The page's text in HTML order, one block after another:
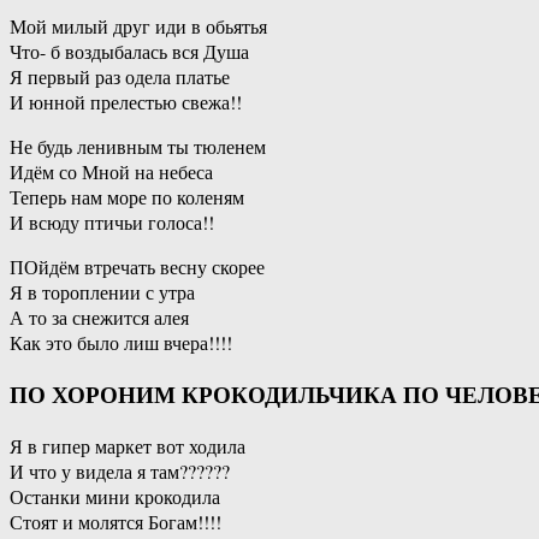
Мой милый друг иди в обьятья
Что- б воздыбалась вся Душа
Я первый раз одела платье
И юнной прелестью свежа!!
Не будь ленивным ты тюленем
Идём со Мной на небеса
Теперь нам море по коленям
И всюду птичьи голоса!!
ПОйдём втречать весну скорее
Я в тороплении с утра
А то за снежится алея
Как это было лиш вчера!!!!
ПО ХОРОНИМ КРОКОДИЛЬЧИКА ПО
Я в гипер маркет вот ходила
И что у видела я там??????
Останки мини крокодила
Стоят и молятся Богам!!!!